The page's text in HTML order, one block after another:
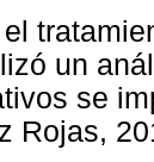
un
se
Rojas,